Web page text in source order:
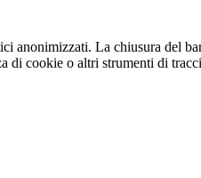
anonimizzati. La chiusura del
di cookie o altri strumenti di